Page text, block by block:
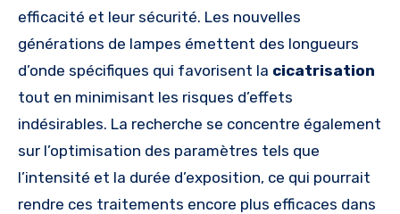
efficacité et leur sécurité. Les nouvelles
générations de lampes émettent des longueurs
d’onde spécifiques qui favorisent la cicatrisation
tout en minimisant les risques d’effets
indésirables. La recherche se concentre également
sur l’optimisation des paramètres tels que
l’intensité et la durée d’exposition, ce qui pourrait
rendre ces traitements encore plus efficaces dans